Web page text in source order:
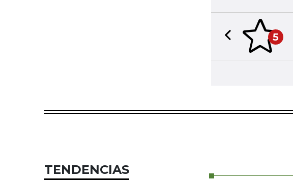
5
Previous slide
TENDENCIAS